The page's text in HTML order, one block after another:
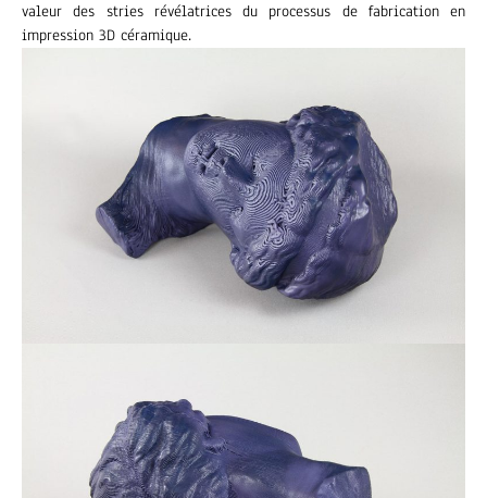
valeur des stries révélatrices du processus de fabrication en
impression 3D céramique.